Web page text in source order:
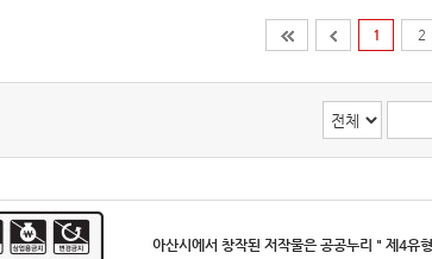
1 2
아산시에서 창작된 저작물은 공공누리 " 제4유